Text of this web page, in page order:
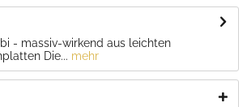
- massiv-wirkend aus leichten
Die... mehr